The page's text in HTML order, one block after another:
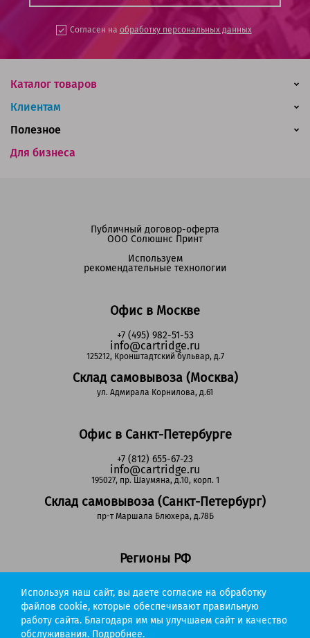
Согласен на обработку персональных данных
Каталог товаров
Клиентам
Для бизнеса
Полезное
Офис в Москве
+7 (495) 982-51-53
info@cartridge.ru
125212, Кронштадтский бульвар, д.7
Склад самовывоза (Москва)
ул. Адмирала Корнилова, д.61
Офис в Санкт-Петербурге
+7 (812) 655-67-23
info@cartridge.ru
195027, пр. Шаумяна, д.10, корп. 1
Склад самовывоза (Санкт-Петербург)
пр-т Маршала Блюхера, д.78Б
Регионы РФ
(звонок бесплатный)
info@cartridge.ru
Публичный договор-оферта
ООО Солюшнс Принт
Используем
рекомендательные технологии
Cartridge.ru 2012-2026. Все права защищены
Используя наш сайт, вы даете согласие на обработку
файлов cookie, которые обеспечивают правильную
работу сайта. Благодаря им мы улучшаем сайт и качество
обслуживания. Подробнее.